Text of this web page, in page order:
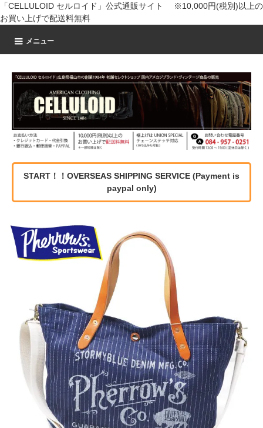
「CELLULOID セルロイド」公式通販サイト ※10,000円(税別)以上の
お買い上げで配送料無料
メニュー
START！！OVERSEAS SHIPPING SERVICE (Payment is
paypal only)